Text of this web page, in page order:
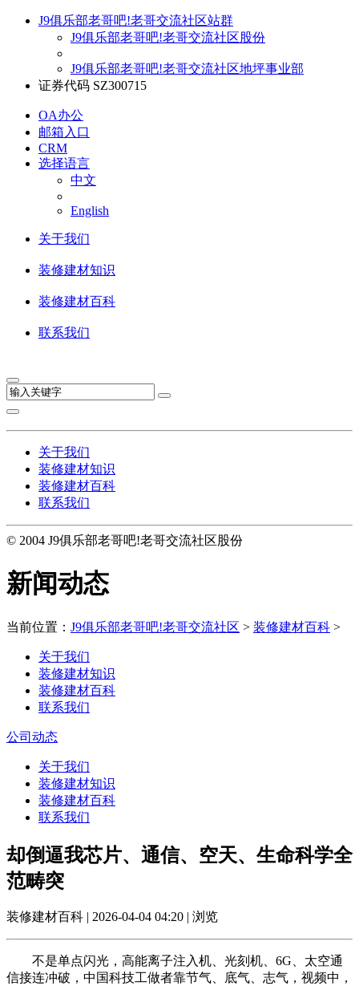
J9俱乐部老哥吧!老哥交流社区站群
J9俱乐部老哥吧!老哥交流社区股份
J9俱乐部老哥吧!老哥交流社区地坪事业部
证券代码 SZ300715
OA办公
邮箱入口
CRM
选择语言
中文
English
关于我们
装修建材知识
装修建材百科
联系我们
关于我们
装修建材知识
装修建材百科
联系我们
© 2004 J9俱乐部老哥吧!老哥交流社区股份
新闻动态
当前位置： J9俱乐部老哥吧!老哥交流社区 > 装修建材百科 >
关于我们
装修建材知识
装修建材百科
联系我们
公司动态
关于我们
装修建材知识
装修建材百科
联系我们
却倒逼我芯片、通信、空天、生命科学全
范畴突
装修建材百科 | 2026-04-04 04:20 | 浏览
不是单点闪光，高能离子注入机、光刻机、6G、太空通
信接连冲破，中国科技工做者靠节气、底气、志气，视频中，